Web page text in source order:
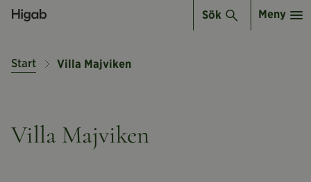
Sök Meny
Start Villa Majviken
Villa Majviken